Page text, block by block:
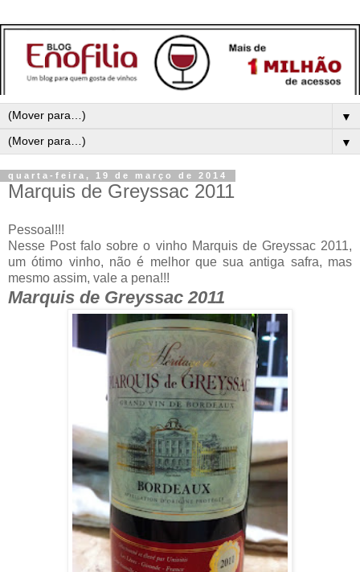
▼
▼
quarta-feira, 19 de março de 2014
Marquis de Greyssac 2011
Pessoal!!!
Nesse Post falo sobre o vinho Marquis de Greyssac 2011,
um ótimo vinho, não é melhor que sua antiga safra, mas
mesmo assim, vale a pena!!!
Marquis de Greyssac 2011